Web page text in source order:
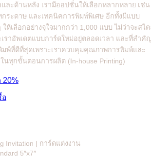
ละด้านหลัง เรามีออปชั่นให้เลือกหลากหลาย เช่น
ระดาษ และเทคนิคการพิมพ์พิเศษ อีกทั้งมีแบบ
ห้เลือกอย่างจุใจมากกว่า 1,000 แบบ ไม่ว่าจะสไ
ราอัพเดตแบบการ์ดใหม่อยู่ตลอดเวลา และที่สำคั
มพ์ที่ดีที่สุดเพราะเราควบคุมคุณภาพการพิมพ์และ
นทุกขั้นตอนการผลิต (In-house Printing)
20%
อ
Invitation | การ์ดแต่งงาน
5″x7″